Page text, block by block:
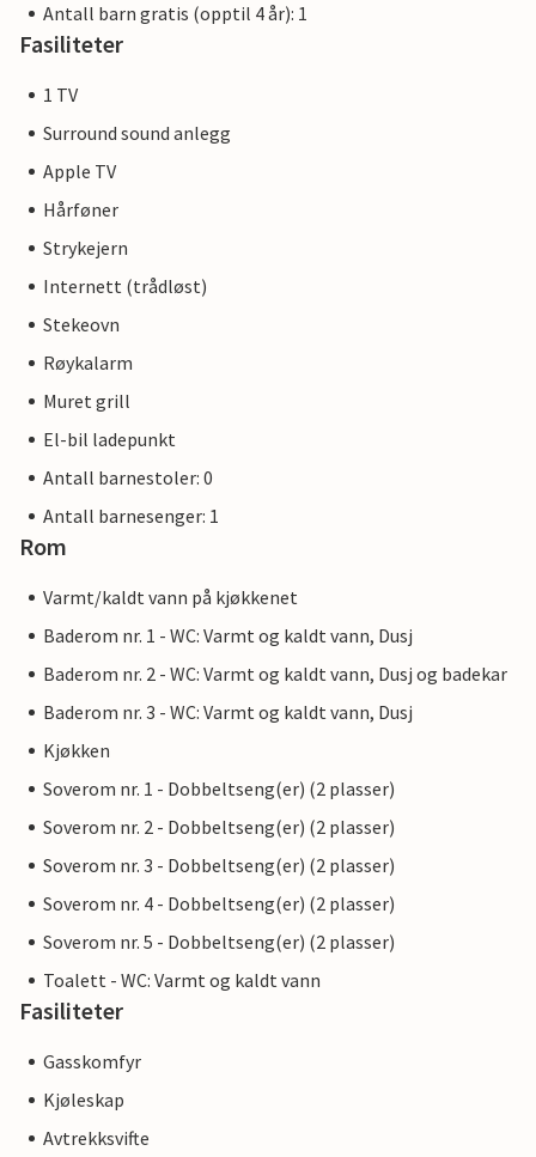
Antall barn gratis (opptil 4 år): 1
Fasiliteter
1 TV
Surround sound anlegg
Apple TV
Hårføner
Strykejern
Internett (trådløst)
Stekeovn
Røykalarm
Muret grill
El-bil ladepunkt
Antall barnestoler: 0
Antall barnesenger: 1
Rom
Varmt/kaldt vann på kjøkkenet
Baderom nr. 1 - WC: Varmt og kaldt vann, Dusj
Baderom nr. 2 - WC: Varmt og kaldt vann, Dusj og badekar
Baderom nr. 3 - WC: Varmt og kaldt vann, Dusj
Kjøkken
Soverom nr. 1 - Dobbeltseng(er) (2 plasser)
Soverom nr. 2 - Dobbeltseng(er) (2 plasser)
Soverom nr. 3 - Dobbeltseng(er) (2 plasser)
Soverom nr. 4 - Dobbeltseng(er) (2 plasser)
Soverom nr. 5 - Dobbeltseng(er) (2 plasser)
Toalett - WC: Varmt og kaldt vann
Fasiliteter
Gasskomfyr
Kjøleskap
Avtrekksvifte